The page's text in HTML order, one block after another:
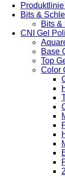
Bits &
Bits &
CNI Gel
Base
Top
Color